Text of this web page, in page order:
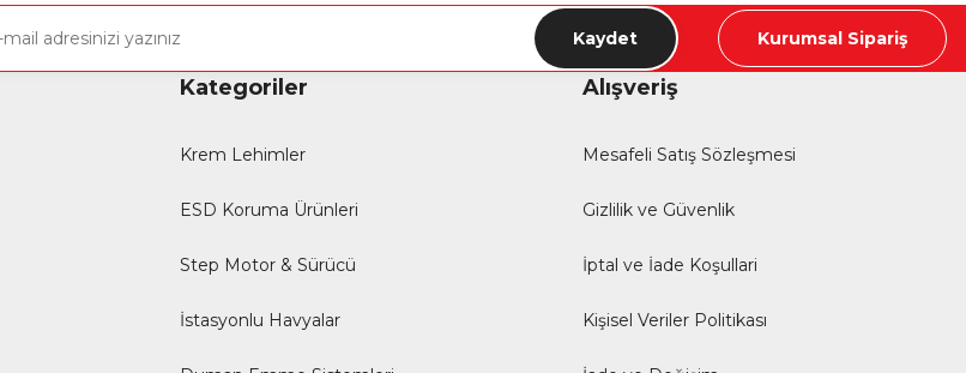
Kaydet Kurumsal Sipariş
Kategoriler
Krem Lehimler
ESD Koruma Ürünleri
Step Motor & Sürücü
İstasyonlu Havyalar
Alışveriş
Mesafeli Satış Sözleşmesi
Gizlilik ve Güvenlik
İptal ve İade Koşullari
Kişisel Veriler Politikası